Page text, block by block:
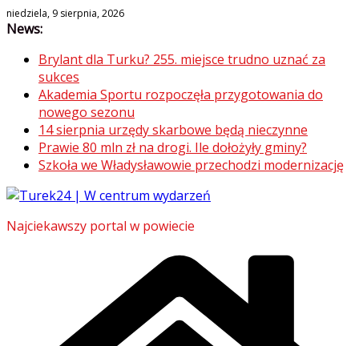
Skip
to
niedziela, 9 sierpnia, 2026
News:
Brylant dla Turku? 255. miejsce trudno uznać za
sukces
Akademia Sportu rozpoczęła przygotowania do
nowego sezonu
14 sierpnia urzędy skarbowe będą nieczynne
Prawie 80 mln zł na drogi. Ile dołożyły gminy?
Szkoła we Władysławowie przechodzi modernizację
Najciekawszy portal w powiecie